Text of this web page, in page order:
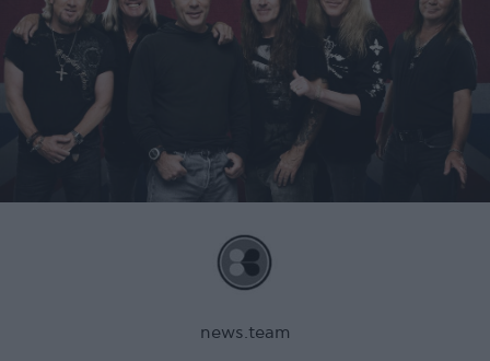
news.team